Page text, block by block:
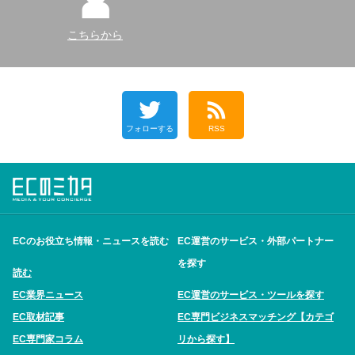
こちらから
フォローする RSS
ECのお役立ち情報・ニュースを読む
読む
EC業界ニュース
EC取材記事
EC専門家コラム
EC運営のサービス・外部パートナー
を探す
EC運営のサービス・ツールを探す
EC専門ビジネスマッチング【カテゴ
リから探す】